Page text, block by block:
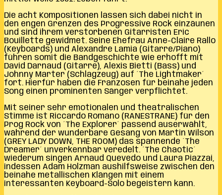
Die acht Kompositionen lassen sich dabei nicht in
den engen Grenzen des Progressive Rock einzäunen
und sind ihrem verstorbenen Gitarristen Eric
Bouillette gewidmet. Seine Ehefrau Anne-Claire Rallo
(Keyboards) und Alexandre Lamia (Gitarre/Piano)
führen somit die Bandgeschichte wie erhofft mit
David Darnaud (Gitarre), Alexis Bietti (Bass) und
Johnny Marter (Schlagzeug) auf ´The Lightmaker´
fort. Hierfür haben die Franzosen für beinahe jeden
Song einen prominenten Sänger verpflichtet.
Mit seiner sehr emotionalen und theatralischen
Stimme ist Riccardo Romano (RANESTRANE) für den
Prog Rock von ´The Explorer´ passend auserwählt,
während der wunderbare Gesang von Martin Wilson
(GREY LADY DOWN, THE ROOM) das spannende ´The
Dreamer´ unverkennbar veredelt. ´The Chaotic´
wiederum singen Arnaud Quevedo und Laura Piazzai,
indessen Adam Holzman aushilfsweise zwischen den
beinahe metallischen Klängen mit einem
interessanten Keyboard-Solo begeistern kann.